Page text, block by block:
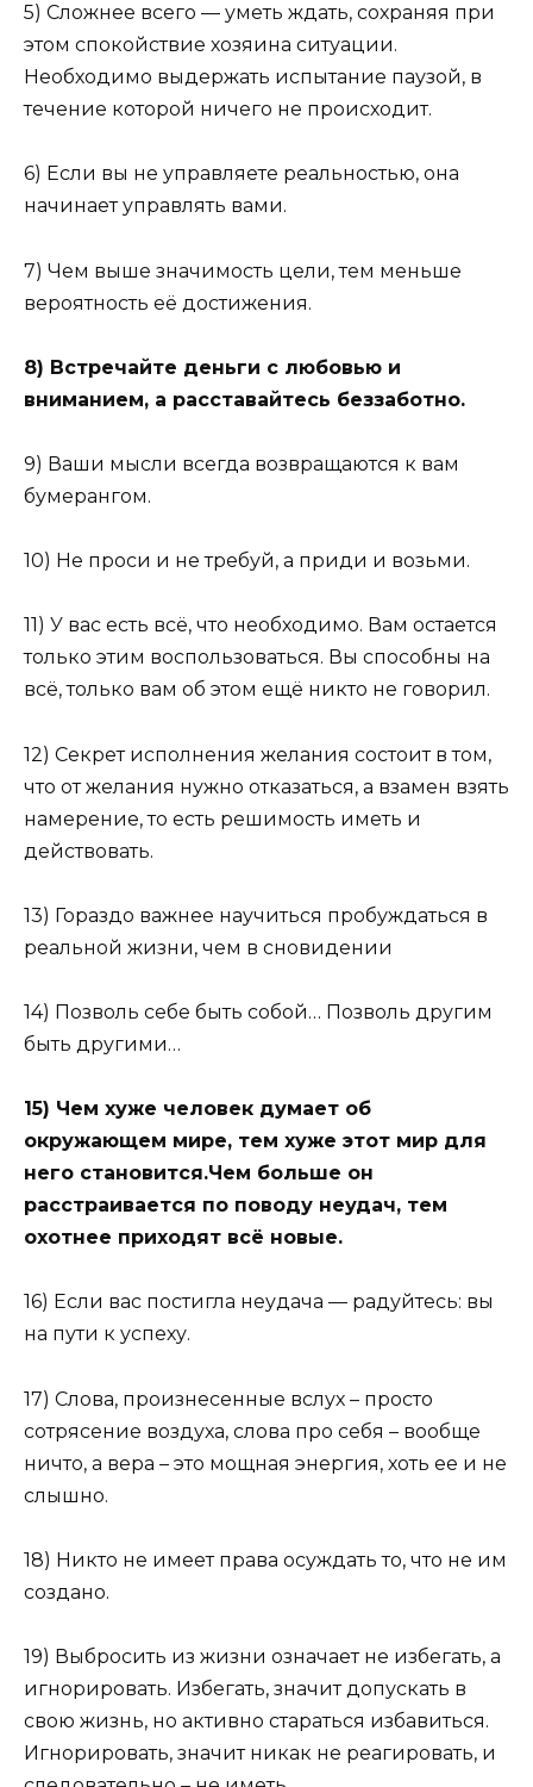
5) Сложнее всего — уметь ждать, сохраняя при
этом спокойствие хозяина ситуации.
Необходимо выдержать испытание паузой, в
течение которой ничего не происходит.
6) Если вы не управляете реальностью, она
начинает управлять вами.
7) Чем выше значимость цели, тем меньше
вероятность её достижения.
8) Встречайте деньги с любовью и
вниманием, а расставайтесь беззаботно.
9) Ваши мысли всегда возвращаются к вам
бумерангом.
10) Не проси и не требуй, а приди и возьми.
11) У вас есть всё, что необходимо. Вам остается
только этим воспользоваться. Вы способны на
всё, только вам об этом ещё никто не говорил.
12) Секрет исполнения желания состоит в том,
что от желания нужно отказаться, а взамен взять
намерение, то есть решимость иметь и
действовать.
13) Гораздо важнее научиться пробуждаться в
реальной жизни, чем в сновидении
14) Позволь себе быть собой… Позволь другим
быть другими…
15) Чем хуже человек думает об
окружающем мире, тем хуже этот мир для
него становится.Чем больше он
расстраивается по поводу неудач, тем
охотнее приходят всё новые.
16) Если вас постигла неудача — радуйтесь: вы
на пути к успеху.
17) Слова, произнесенные вслух – просто
сотрясение воздуха, слова про себя – вообще
ничто, а вера – это мощная энергия, хоть ее и не
слышно.
18) Никто не имеет права осуждать то, что не им
создано.
19) Выбросить из жизни означает не избегать, а
игнорировать. Избегать, значит допускать в
свою жизнь, но активно стараться избавиться.
Игнорировать, значит никак не реагировать, и